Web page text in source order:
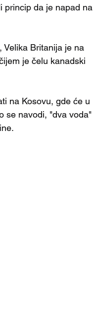
princip da je napad na
Velika Britanija je na
je čelu kanadski
na Kosovu, gde će u
se navodi, "dva voda"